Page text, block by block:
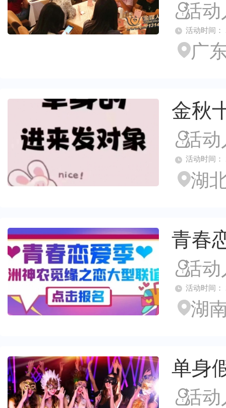
活
活动时间：
广
金秋
活
活动时间：
湖
青春
活
活动时间：
湖
单身
活